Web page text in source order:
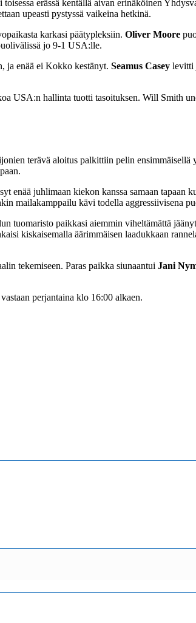
erässä kentällä aivan erinäköinen
upeasti pystyssä vaikeina hetkinä.
karkasi päätypleksiin. Oliver Moore
jo 9-1 USA:lle.
ja enää ei Kokko kestänyt. Seamus Casey levitti
USA:n hallinta tuotti tasoituksen. Will Smith
terävä aloitus palkittiin pelin
enää juhlimaan kiekon kanssa samaan
mailakamppailu kävi todella aggressiivisena
tuomaristo paikkasi aiemmin viheltämättä
kiskaisemalla äärimmäisen laadukkaan
tekemiseen. Paras paikka siunaantui Jani
perjantaina klo 16:00 alkaen.